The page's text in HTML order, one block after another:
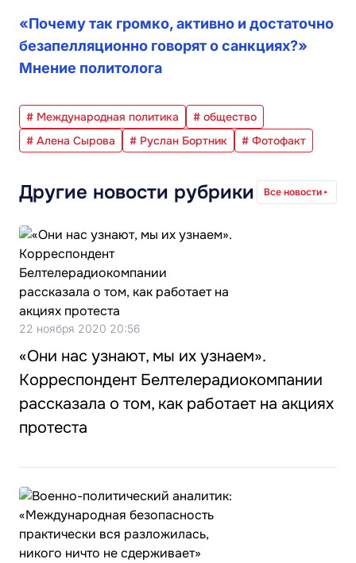
«Почему так громко, активно и достаточно
безапелляционно говорят о санкциях?»
Мнение политолога
# Международная политика
# общество
# Алена Сырова
# Руслан Бортник # Фотофакт
Другие новости рубрики Все новости
22 ноября 2020 20:56
«Они нас узнают, мы их узнаем».
Корреспондент Белтелерадиокомпании
рассказала о том, как работает на акциях
протеста